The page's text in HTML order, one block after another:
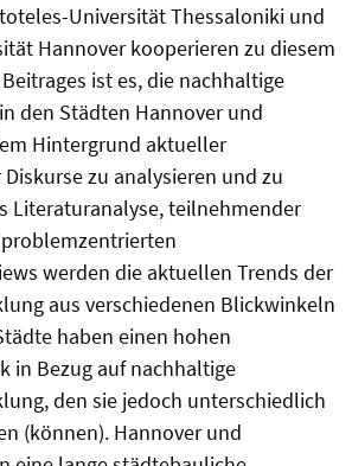
Universität Thessaloniki und
Hannover kooperieren zu diesem
ist es, die nachhaltige
den Städten Hannover und
Hintergrund aktueller
zu analysieren und zu
Literaturanalyse, teilnehmender
werden die aktuellen Trends der
aus verschiedenen Blickwinkeln
haben einen hohen
in Bezug auf nachhaltige
den sie jedoch unterschiedlich
(können). Hannover und